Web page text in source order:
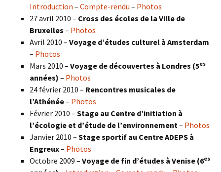
Introduction – Compte-rendu – Photos
27 avril 2010 – Cross des écoles de la Ville de
Bruxelles – Photos
Avril 2010 – Voyage d’études culturel à Amsterdam
– Photos
Mars 2010 – Voyage de découvertes à Londres (5es
années) – Photos
24 février 2010 – Rencontres musicales de
l’Athénée– Photos
Février 2010 – Stage au Centre d’initiation à
l’écologie et d’étude de l’environnement – Photos
Janvier 2010 – Stage sportif au Centre ADEPS à
Engreux– Photos
Octobre 2009 – Voyage de fin d’études à Venise (6es